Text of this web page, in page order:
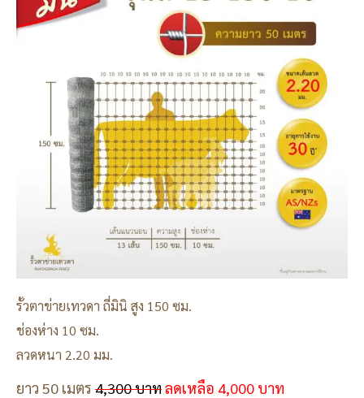
รั้วตาข่ายเทวดา ถี่มินิ สูง 150 ซม.
ช่องห่าง 10 ซม.
ลวดหนา 2.20 มม.
ยาว 50 เมตร 4,300 บาทลดเหลือ 4,000 บาท